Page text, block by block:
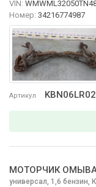
Артикул KBN06LR02
VIN:
Номер: 34216774987
МОТОРЧИК
универсал, 1,6 бензин,